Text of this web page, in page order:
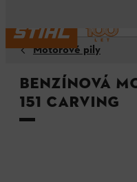
Motorové pily
Benzínová
151 Carving